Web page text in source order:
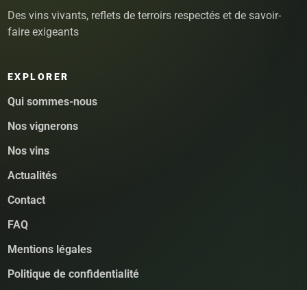
Des vins vivants, reflets de terroirs respectés et de savoir-
faire exigeants
EXPLORER
Qui sommes-nous
Nos vignerons
Nos vins
Actualités
Contact
FAQ
Mentions légales
Politique de confidentialité